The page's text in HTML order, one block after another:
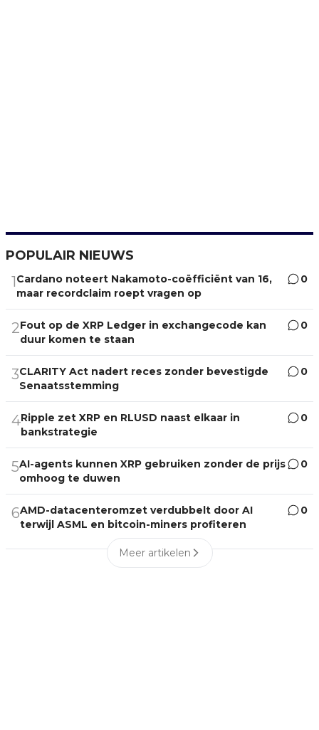
POPULAIR NIEUWS
1Cardano noteert Nakamoto-coëfficiënt van 16,
maar recordclaim roept vragen op
0
2Fout op de XRP Ledger in exchangecode kan
duur komen te staan
0
3CLARITY Act nadert reces zonder bevestigde
Senaatsstemming
0
4Ripple zet XRP en RLUSD naast elkaar in
bankstrategie
0
5AI-agents kunnen XRP gebruiken zonder de prijs
omhoog te duwen
0
6AMD-datacenteromzet verdubbelt door AI
terwijl ASML en bitcoin-miners profiteren
0
Meer artikelen